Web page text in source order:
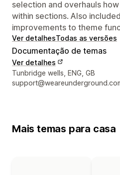
selection and overhauls
within sections. Also
improvements to theme
Ver detalhesTodas as versões
Documentação de temas
Ver detalhes
Detalhes de contacto do
Tunbridge wells, ENG, GB
Mais temas para casa